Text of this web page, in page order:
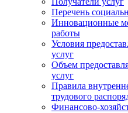
Перечень
Инновационные
работы
Условия
услуг
Объем
услуг
Правила
трудового
Финансово-